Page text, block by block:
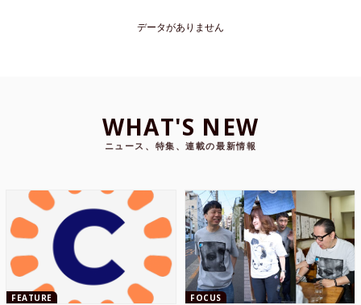
データがありません
WHAT'S NEW
ニュース、特集、連載の最新情報
FEATURE FOCUS